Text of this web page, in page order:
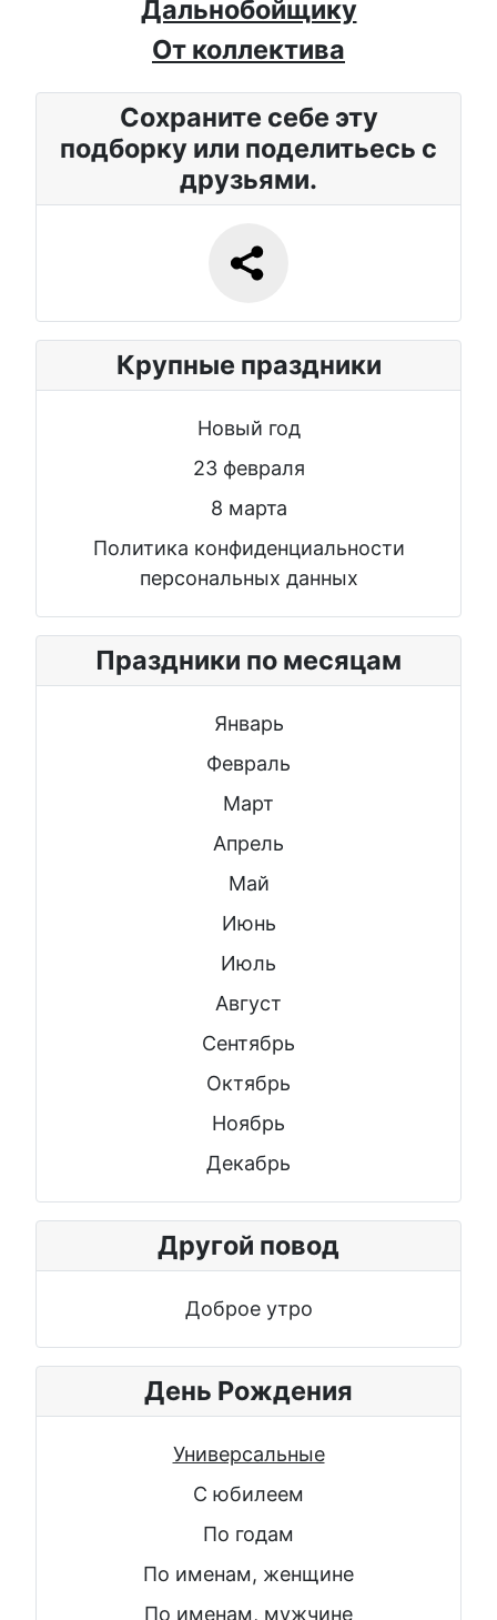
Дальнобойщику
От коллектива
Сохраните себе эту
подборку или поделитьесь с
друзьями.
Крупные праздники
Новый год
23 февраля
8 марта
Политика конфиденциальности
персональных данных
Праздники по месяцам
Январь
Февраль
Март
Апрель
Май
Июнь
Июль
Август
Сентябрь
Октябрь
Ноябрь
Декабрь
Другой повод
Доброе утро
День Рождения
Универсальные
С юбилеем
По годам
По именам, женщине
По именам, мужчине